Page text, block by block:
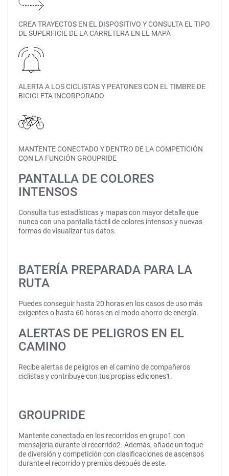
CREA TRAYECTOS EN EL DISPOSITIVO Y CONSULTA EL TIPO
DE SUPERFICIE DE LA CARRETERA EN EL MAPA
ALERTA A LOS CICLISTAS Y PEATONES CON EL TIMBRE DE
BICICLETA INCORPORADO
MANTENTE CONECTADO Y DENTRO DE LA COMPETICIÓN
CON LA FUNCIÓN GROUPRIDE
PANTALLA DE COLORES
INTENSOS
Consulta tus estadísticas y mapas con mayor detalle que
nunca con una pantalla táctil de colores intensos y nuevas
formas de visualizar tus datos.
BATERÍA PREPARADA PARA LA
RUTA
Puedes conseguir hasta 20 horas en los casos de uso más
exigentes o hasta 60 horas en el modo ahorro de energía.
ALERTAS DE PELIGROS EN EL
CAMINO
Recibe alertas de peligros en el camino de compañeros
ciclistas y contribuye con tus propias ediciones1.
GROUPRIDE
Mantente conectado en los recorridos en grupo1 con
mensajería durante el recorrido2. Además, añade un toque
de diversión y competición con clasificaciones de ascensos
durante el recorrido y premios después de este.